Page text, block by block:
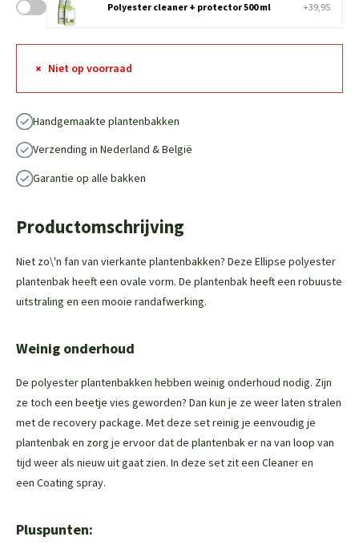
Polyester cleaner + protector 500 ml +39,95
Niet op voorraad
Handgemaakte plantenbakken
Verzending in Nederland & België
Garantie op alle bakken
Productomschrijving
Niet zo\'n fan van vierkante plantenbakken? Deze Ellipse polyester
plantenbak heeft een ovale vorm. De plantenbak heeft een robuuste
uitstraling en een mooie randafwerking.
Weinig onderhoud
De polyester plantenbakken hebben weinig onderhoud nodig. Zijn
ze toch een beetje vies geworden? Dan kun je ze weer laten stralen
met de recovery package. Met deze set reinig je eenvoudig je
plantenbak en zorg je ervoor dat de plantenbak er na van loop van
tijd weer als nieuw uit gaat zien. In deze set zit een Cleaneren
een Coating spray.
Pluspunten: